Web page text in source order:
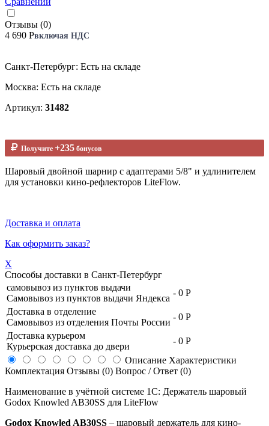
Отзывы (0)
4 690 Рвключая НДС
Санкт-Петербург: Есть на складе
Москва: Есть на складе
Артикул: 31482
Получите +235 бонусов
Шаровый двойной шарнир с адаптерами 5/8" и удлинителем
для установки кино-рефлекторов LiteFlow.
Доставка и оплата
Как оформить заказ?
X
Способы доставки в Санкт-Петербург
самовывоз из пунктов выдачи
Самовывоз из пунктов выдачи Яндекса
- 0 Р
Доставка в отделение
Самовывоз из отделения Почты России
- 0 Р
Доставка курьером
Курьерская доставка до двери
- 0 Р
Описание Характеристики
Комплектация Отзывы (0) Вопрос / Ответ (0)
Наименование в учётной системе 1С: Держатель шаровый
Godox Knowled AB30SS для LiteFlow
Godox Knowled AB30SS – шаровый держатель для кино-